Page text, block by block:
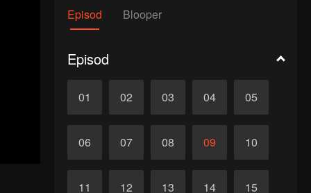
Episod Blooper
Episod
01 02 03 04 05
06 07 08 09 10
11 12 13 14 15